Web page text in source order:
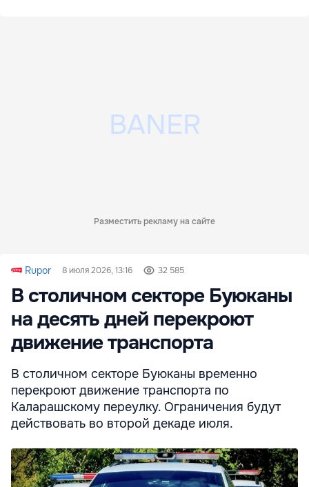
Разместить рекламу на сайте
Rupor 8 июля 2026, 13:16 32 585
В столичном секторе Буюканы
на десять дней перекроют
движение транспорта
В столичном секторе Буюканы временно
перекроют движение транспорта по
Каларашскому переулку. Ограничения будут
действовать во второй декаде июля.